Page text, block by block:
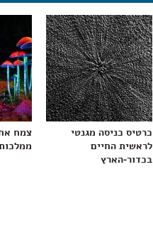
כרטיס כניסה מגנטי
לראשית החיים
בכדור-הארץ
צמח